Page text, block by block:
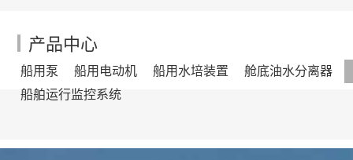
产品中心
船用泵 船用电动机 船用水培装置 舱底油水分离器
船舶运行监控系统